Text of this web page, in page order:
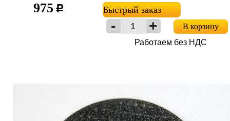
975 c Быстрый заказ
В корзину
Работаем без НДС